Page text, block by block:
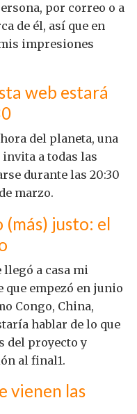
por correo o a
de él, así que en
impresiones
web estará
del planeta, una
a todas las
durante las 20:30
marzo.
justo: el
llegó a casa mi
empezó en junio
Congo, China,
hablar de lo que
del proyecto y
al final1.
vienen las